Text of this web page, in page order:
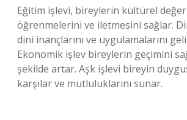
Eğitim işlevi, bireylerin kültürel
öğrenmelerini ve iletmesini sağlar.
dini inançlarını ve uygulamalarını
Ekonomik işlev bireylerin geçimini
şekilde artar. Aşk işlevi bireyin
karşılar ve mutluluklarını sunar.